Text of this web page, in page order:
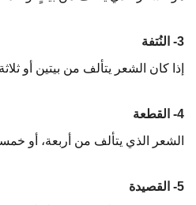
3- النُتفة
إذا كان الشعر يتألف من بيتين أو
4- القطعة
الشعر الذي يتألف من أربعة، أو
5- القصيدة